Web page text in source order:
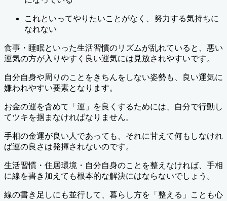
これといってやりたいことがなく、努力する気持ちに
なれない
食事・睡眠といった生活習慣のリズムが乱れていると、悪い
運気の方が入りやすく良い運気には見放されやすいです。
自分自身や周りのことをきちんをしない姿勢も、良い運気に
嫌われやすい要素となります。
お金の運を含めて「運」を良くするためには、自分で行動し
てツキを掴まなければなりません。
手相の金運が良い人であっても、それに甘えて何もしなけれ
ば運の良さは発揮されないのです。
生活習慣・住居環境・自分自身のことを整えなければ、手相
に線を書き加えても根本的な解決にはならないでしょう。
線の書き足しにも並行して、暮らし方を「整える」ことも心